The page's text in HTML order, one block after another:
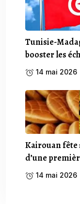
Tunisie-
booster les
14 mai 2026
Kairouan fête
d’une
14 mai 2026